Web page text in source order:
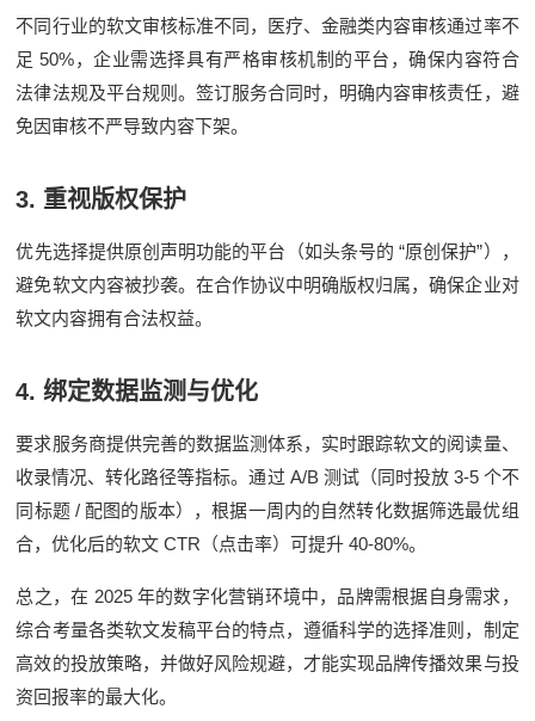
不同行业的软文审核标准不同，医疗、金融类内容审核通过率不
足 50%，企业需选择具有严格审核机制的平台，确保内容符合
法律法规及平台规则。签订服务合同时，明确内容审核责任，避
免因审核不严导致内容下架。
3. 重视版权保护
优先选择提供原创声明功能的平台（如头条号的 “原创保护”），
避免软文内容被抄袭。在合作协议中明确版权归属，确保企业对
软文内容拥有合法权益。
4.绑定数据监测与优化
要求服务商提供完善的数据监测体系，实时跟踪软文的阅读量、
收录情况、转化路径等指标。通过 A/B 测试（同时投放 3-5 个不
同标题/配图的版本），根据一周内的自然转化数据筛选最优组
合，优化后的软文CTR （点击率）可提升40-80%。
总之，在 2025 年的数字化营销环境中，品牌需根据自身需求，
综合考量各类软文发稿平台的特点，遵循科学的选择准则，制定
高效的投放策略，并做好风险规避，才能实现品牌传播效果与投
资回报率的最大化。